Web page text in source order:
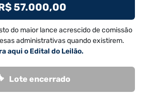
57.000,00
do maior lance acrescido de comissão
administrativas quando existirem.
aqui o Edital do Leilão.
Lote encerrado